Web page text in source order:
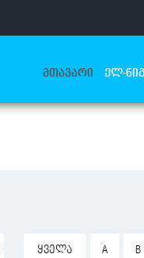
ᲛᲗᲐᲕᲐᲠᲘ ᲔᲚ-
ᲧᲕᲔᲚᲐ A B